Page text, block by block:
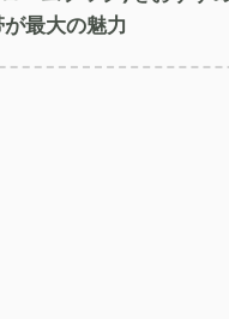
最大の魅力